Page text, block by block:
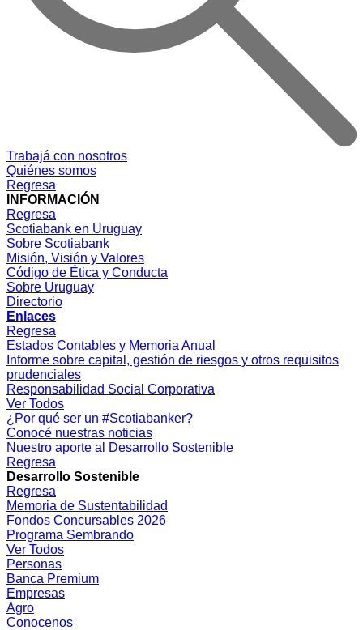
Trabajá con nosotros
Quiénes somos
Regresa
INFORMACIÓN
Regresa
Scotiabank en Uruguay
Sobre Scotiabank
Misión, Visión y Valores
Código de Ética y Conducta
Sobre Uruguay
Directorio
Enlaces
Regresa
Estados Contables y Memoria Anual
Informe sobre capital, gestión de riesgos y otros requisitos
prudenciales
Responsabilidad Social Corporativa
Ver Todos
¿Por qué ser un #Scotiabanker?
Conocé nuestras noticias
Nuestro aporte al Desarrollo Sostenible
Regresa
Desarrollo Sostenible
Regresa
Memoria de Sustentabilidad
Fondos Concursables 2026
Programa Sembrando
Ver Todos
Personas
Banca Premium
Empresas
Agro
Conocenos